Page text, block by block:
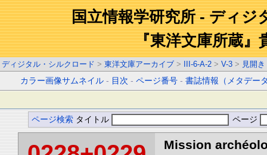
国立情報学研究所 - ディジ
『東洋文庫所蔵』
ディジタル・シルクロード > 東洋文庫アーカイブ > III-6-A-2 > V-3 > 見開き
カラー画像サムネイル - 目次 -ページ番号 -書誌情報（メタデー
ページ検索 タイトル ページ
Mission